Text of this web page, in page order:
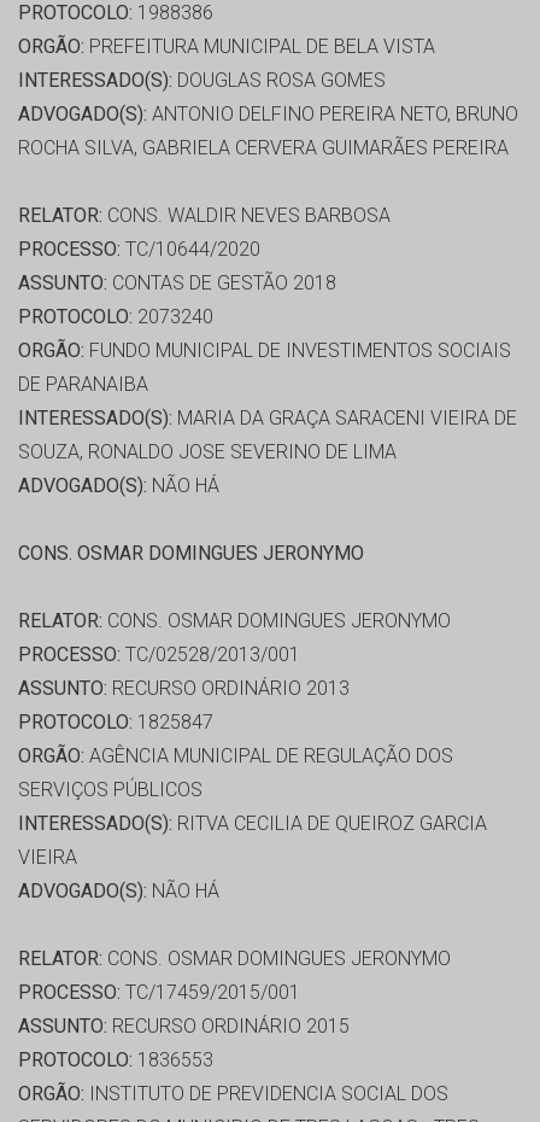
PROTOCOLO: 1988386
ORGÃO: PREFEITURA MUNICIPAL DE BELA VISTA
INTERESSADO(S): DOUGLAS ROSA GOMES
ADVOGADO(S): ANTONIO DELFINO PEREIRA NETO, BRUNO
ROCHA SILVA, GABRIELA CERVERA GUIMARÃES PEREIRA
RELATOR: CONS. WALDIR NEVES BARBOSA
PROCESSO: TC/10644/2020
ASSUNTO: CONTAS DE GESTÃO 2018
PROTOCOLO: 2073240
ORGÃO: FUNDO MUNICIPAL DE INVESTIMENTOS SOCIAIS
DE PARANAIBA
INTERESSADO(S): MARIA DA GRAÇA SARACENI VIEIRA DE
SOUZA, RONALDO JOSE SEVERINO DE LIMA
ADVOGADO(S): NÃO HÁ
CONS. OSMAR DOMINGUES JERONYMO
RELATOR: CONS. OSMAR DOMINGUES JERONYMO
PROCESSO: TC/02528/2013/001
ASSUNTO: RECURSO ORDINÁRIO 2013
PROTOCOLO: 1825847
ORGÃO: AGÊNCIA MUNICIPAL DE REGULAÇÃO DOS
SERVIÇOS PÚBLICOS
INTERESSADO(S): RITVA CECILIA DE QUEIROZ GARCIA
VIEIRA
ADVOGADO(S): NÃO HÁ
RELATOR: CONS. OSMAR DOMINGUES JERONYMO
PROCESSO: TC/17459/2015/001
ASSUNTO: RECURSO ORDINÁRIO 2015
PROTOCOLO: 1836553
ORGÃO: INSTITUTO DE PREVIDENCIA SOCIAL DOS